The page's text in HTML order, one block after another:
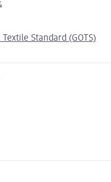
Standard (GOTS)